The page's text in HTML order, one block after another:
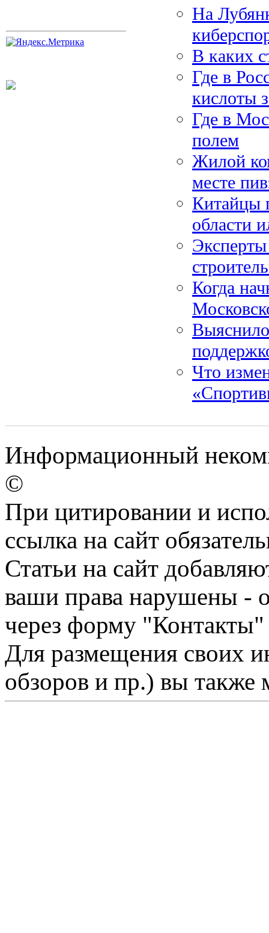
На
В каких
Где в
кислоты
Где в
полем
Жилой
месте
Китайцы
области
Когда
Что
Информационный
©
При цитировании и
ссылка на сайт
Статьи на сайт
ваши права нарушены -
через форму "Контакты"
Для размещения своих
обзоров и пр.) вы также